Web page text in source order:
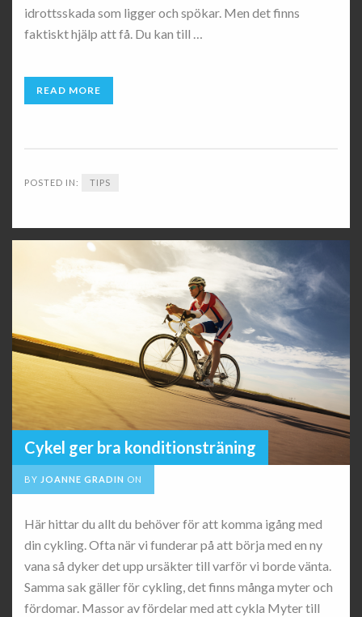
idrottsskada som ligger och spökar. Men det finns
faktiskt hjälp att få. Du kan till …
READ MORE
POSTED IN: TIPS
Cykel ger bra konditionsträning
BY JOANNE GRADIN ON
Här hittar du allt du behöver för att komma igång med
din cykling. Ofta när vi funderar på att börja med en ny
vana så dyker det upp ursäkter till varför vi borde vänta.
Samma sak gäller för cykling, det finns många myter och
fördomar. Massor av fördelar med att cykla Myter till